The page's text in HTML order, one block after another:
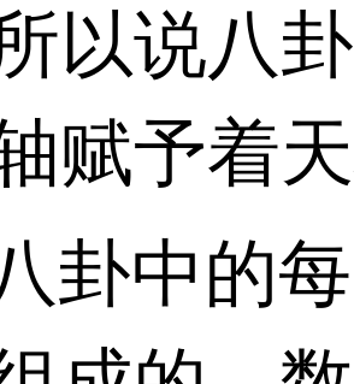
以说八
赋予着
卦中的